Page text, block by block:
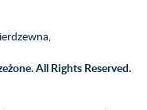
All Rights Reserved.